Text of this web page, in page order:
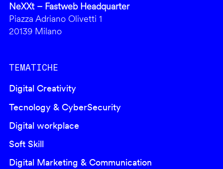
NeXXt – Fastweb Headquarter
Piazza Adriano Olivetti 1
20139 Milano
TEMATICHE
Digital Creativity
Tecnology & CyberSecurity
Digital workplace
Soft Skill
Digital Marketing & Communication